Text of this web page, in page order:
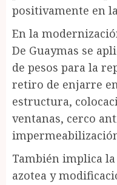
positivamente en
En la
De Guaymas se
de pesos para la
retiro de enjarre
estructura,
ventanas, cerco
También implica
azotea y